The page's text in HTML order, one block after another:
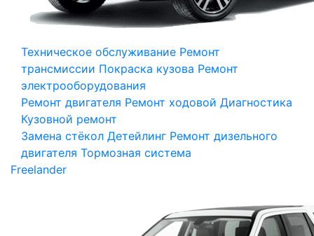
Техническое обслуживание Ремонт
трансмиссии Покраска кузова Ремонт
электрооборудования
Ремонт двигателя Ремонт ходовой Диагностика
Кузовной ремонт
Замена стёкол Детейлинг Ремонт дизельного
двигателя Тормозная система
Freelander